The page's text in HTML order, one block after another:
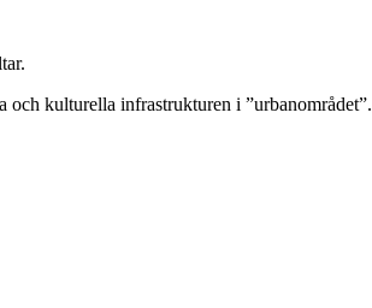
kulturella infrastrukturen i ”urbanområdet”.